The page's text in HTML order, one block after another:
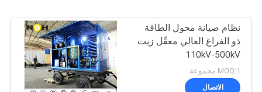
نظام صيانة محول الطاقة
ذو الفراغ العالي معقّل زيت
110kV-500kV
MOQ:1 مجموعة
الاتصال